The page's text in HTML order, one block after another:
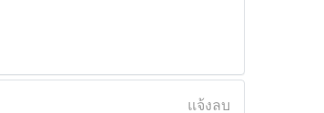
แจ้งลบ